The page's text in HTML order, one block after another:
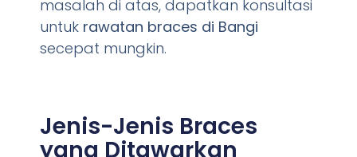
masalah di atas, dapatkan konsultasi
untuk rawatan braces di Bangi
secepat mungkin.
Jenis-Jenis Braces
yang Ditawarkan